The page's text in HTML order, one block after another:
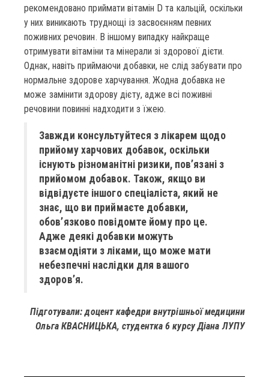
рекомендовано приймати вітамін D та кальцій, оскільки
у них виникають труднощі із засвоєнням певних
поживних речовин. В іншому випадку найкраще
отримувати вітаміни та мінерали зі здорової дієти.
Однак, навіть приймаючи добавки, не слід забувати про
нормальне здорове харчування. Жодна добавка не
може замінити здорову дієту, адже всі поживні
речовини повинні надходити з їжею.
Завжди консультуйтеся з лікарем щодо
прийому харчових добавок, оскільки
існують різноманітні ризики, пов’язані з
прийомом добавок. Також, якщо ви
відвідуєте іншого спеціаліста, який не
знає, що ви приймаєте добавки,
обов’язково повідомте йому про це.
Адже деякі добавки можуть
взаємодіяти з ліками, що може мати
небезпечні наслідки для вашого
здоров’я.
Підготували: доцент кафедри внутрішньої медицини
Ольга КВАСНИЦЬКА, студентка 6 курсу Діана ЛУПУ